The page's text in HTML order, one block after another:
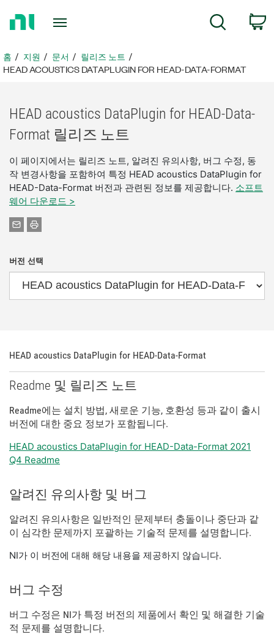
지
로
홈 지원 문서
릴리즈 노트
HEAD ACOUSTICS DATAPLUGIN FOR HEAD-DATA-FORMAT
HEAD acoustics DataPlugin for HEAD-Data-
Format 릴리즈 노트
이 페이지에서는 릴리즈 노트, 알려진 유의사항, 버그 수정, 동
작 변경사항을 포함하여 특정 HEAD acoustics DataPlugin for
HEAD-Data-Format 버전과 관련된 정보를 제공합니다. 소프트
웨어 다운로드 >
버전 선택
HEAD acoustics DataPlugin for HEAD-Data-Format
Readme 및 릴리즈 노트
Readme에는 설치 방법, 새로운 기능, 호환성 등과 같이 출시
버전에 대한 중요 정보가 포함됩니다.
HEAD acoustics DataPlugin for HEAD-Data-Format 2021
Q4 Readme
알려진 유의사항 및 버그
알려진 유의사항은 일반적인 문제부터 충돌이나 중단과 같
이 심각한 문제까지 포괄하는 기술적 문제를 설명합니다.
NI가 이 버전에 대해 해당 내용을 제공하지 않습니다.
버그 수정
버그 수정은 NI가 특정 버전의 제품에서 확인 및 해결한 기술
적 문제를 설명합니다.